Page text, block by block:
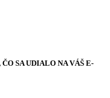
SA UDIALO NA VÁŠ E-